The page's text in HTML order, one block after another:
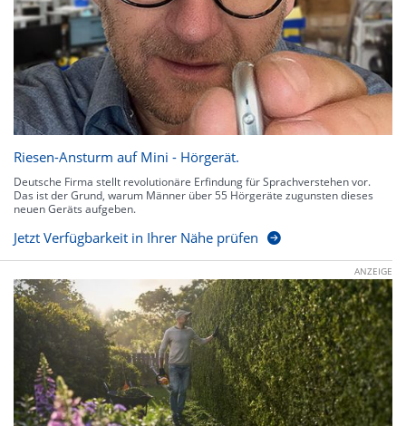
Riesen-Ansturm auf Mini - Hörgerät.
Deutsche Firma stellt revolutionäre Erfindung für Sprachverstehen vor.
Das ist der Grund, warum Männer über 55 Hörgeräte zugunsten dieses
neuen Geräts aufgeben.
Jetzt Verfügbarkeit in Ihrer Nähe prüfen
ANZEIGE